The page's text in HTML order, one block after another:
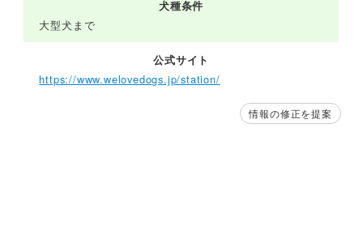
犬種条件
大型犬まで
公式サイト
https://www.welovedogs.jp/station/
情報の修正を提案